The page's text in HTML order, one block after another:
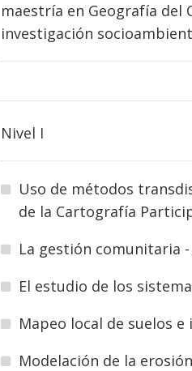
maestría en Geografía del
investigación
Nivel I
Uso de métodos
de la Cartografía
La gestión comunitaria
El estudio de los
Mapeo local de suelos
Modelación de la